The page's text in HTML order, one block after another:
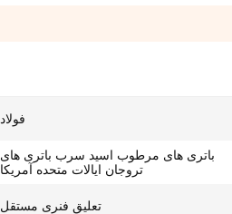
فولاد
باتری های مرطوب اسید سرب باتری های
تروجان ایالات متحده آمریکا
تعلیق فنری مستقل